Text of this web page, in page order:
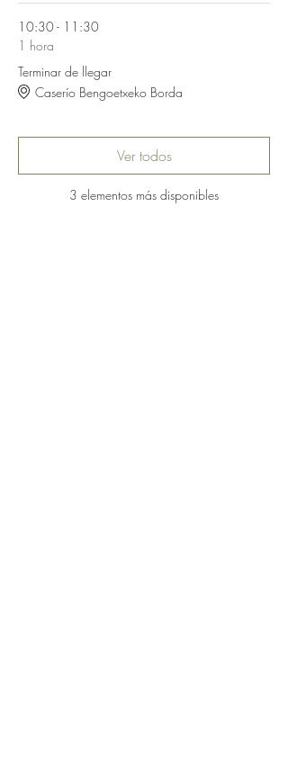
10:30 - 11:30
1 hora
Terminar de llegar
Caserío Bengoetxeko Borda
3 elementos más disponibles
Ver todos